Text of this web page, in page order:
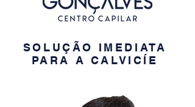
SOLUÇÃO IMEDIATA
PARA A CALVICÍE